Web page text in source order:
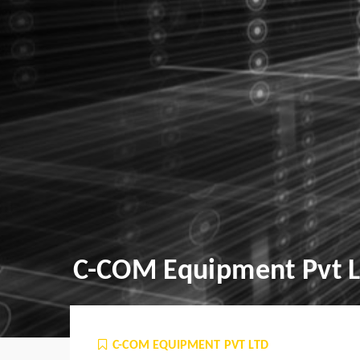
C-COM Equipment Pvt
C-COM EQUIPMENT PVT LTD